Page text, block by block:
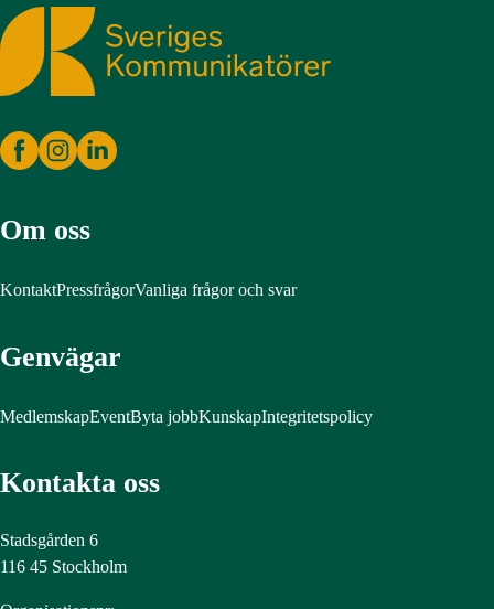
Sveriges Kommunikatörer
Om oss
KontaktPressfrågorVanliga frågor och svar
Genvägar
MedlemskapEventByta jobbKunskapIntegritetspolicy
Kontakta oss
Stadsgården 6
116 45 Stockholm